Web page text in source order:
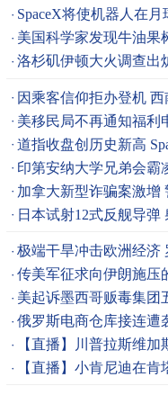
SpaceX将使机器人在
美国科学家发现牛油果
洛杉矶伊顿大火调查出
因乘客信仰拒办登机
美移民局不再通知福利
道指收盘创历史新高
印第安纳大学兄弟会霸
加拿大新型诈骗案激增
日本试射12式反舰导弹
极端干旱冲击欧洲经济
传美军征求向伊朗施压
美起诉墨西哥贩毒集团
俄罗斯电商仓库接连遭
【直播】川普拉斯维加
【直播】小肯尼迪在